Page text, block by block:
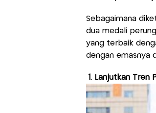
Sebagaimana
dua medali
yang terbaik
dengan emasnya
1. Lanjutkan Tren